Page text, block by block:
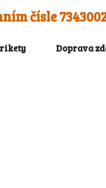
čísle
Doprava